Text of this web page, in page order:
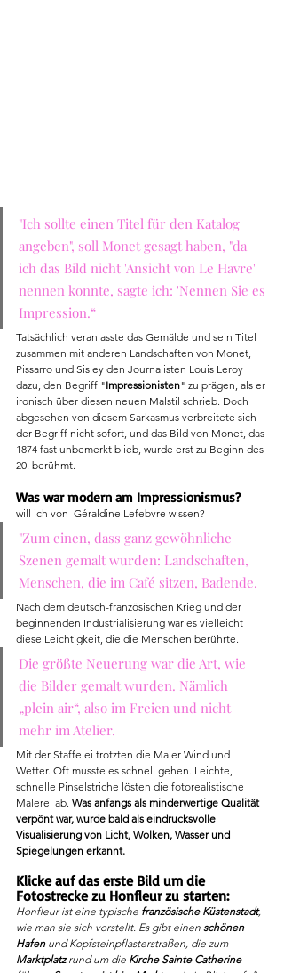
"Ich sollte einen Titel für den Katalog
angeben", soll Monet gesagt haben, "da
ich das Bild nicht 'Ansicht von Le Havre'
nennen konnte, sagte ich: 'Nennen Sie es
Impression.“
Tatsächlich veranlasste das Gemälde und sein Titel
zusammen mit anderen Landschaften von Monet,
Pissarro und Sisley den Journalisten Louis Leroy
dazu, den Begriff "Impressionisten" zu prägen, als er
ironisch über diesen neuen Malstil schrieb. Doch
abgesehen von diesem Sarkasmus verbreitete sich
der Begriff nicht sofort, und das Bild von Monet, das
1874 fast unbemerkt blieb, wurde erst zu Beginn des
20. berühmt.
Was war modern am Impressionismus?
will ich von  Géraldine Lefebvre wissen?
"Zum einen, dass ganz gewöhnliche
Szenen gemalt wurden: Landschaften,
Menschen, die im Café sitzen, Badende.
Nach dem deutsch-französischen Krieg und der
beginnenden Industrialisierung war es vielleicht
diese Leichtigkeit, die die Menschen berührte.
Die größte Neuerung war die Art, wie
die Bilder gemalt wurden. Nämlich
„plein air“, also im Freien und nicht
mehr im Atelier.
Mit der Staffelei trotzten die Maler Wind und
Wetter. Oft musste es schnell gehen. Leichte,
schnelle Pinselstriche lösten die fotorealistische
Malerei ab. Was anfangs als minderwertige Qualität
verpönt war, wurde bald als eindrucksvolle
Visualisierung von Licht, Wolken, Wasser und
Spiegelungen erkannt.
Klicke auf das erste Bild um die
Fotostrecke zu Honfleur zu starten:
Honfleur ist eine typische französische Küstenstadt,
wie man sie sich vorstellt. Es gibt einen schönen
Hafen und Kopfsteinpflasterstraßen, die zum
Marktplatz rund um die Kirche Sainte Catherine